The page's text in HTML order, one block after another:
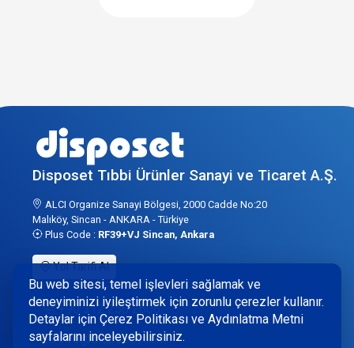
Bu web sitesi, temel işlevleri sağlamak ve
deneyiminizi iyileştirmek için zorunlu çerezler kullanır.
Detaylar için Çerez Politikası ve Aydınlatma Metni
sayfalarını inceleyebilirsiniz.
Disposet Tıbbi Ürünler Sanayi ve Ticaret A.Ş.
ALCI Organize Sanayi Bölgesi, 2000 Cadde No:20
Malıköy, Sincan - ANKARA - Türkiye
Plus Code : RF39+VJ Sincan, Ankara
Yol Tarifi Al
+90 312 256 2606
info@disposet.com